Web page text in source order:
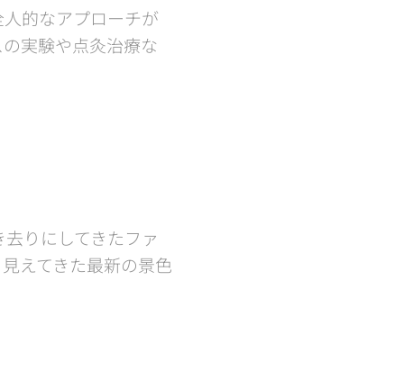
的なアプローチが
実験や点灸治療な
りにしてきたファ
えてきた最新の景色